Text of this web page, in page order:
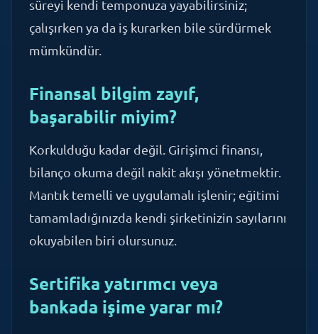
mümkündür.
başarabilir miyim?
Korkulduğu kadar değil. Girişimci finansı,
bilanço okuma değil nakit akışı yönetmektir.
Mantık temelli ve uygulamalı işlenir; eğitimi
tamamladığınızda kendi şirketinizin sayılarını
okuyabilen biri olursunuz.
Sertifika yatırımcı veya
bankada işime yarar mı?
Tek başına sertifika finansman garantisi